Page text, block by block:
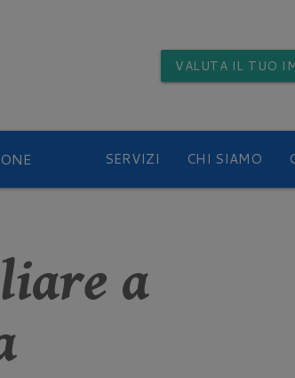
VALUTA IL TUO
SERVIZI CHI SIAMO
a